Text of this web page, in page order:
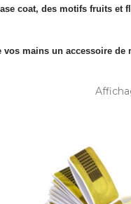
coat, des motifs fruits et
mains un accessoire de